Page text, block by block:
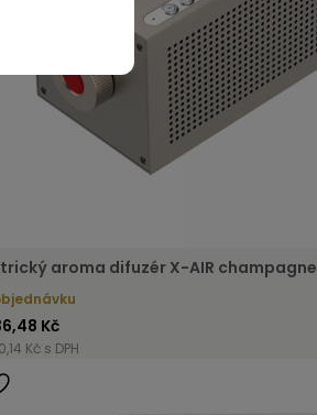
aroma difuzér X-AIR champagne
Kč
Kč s DPH